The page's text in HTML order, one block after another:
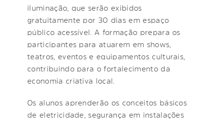
iluminação, que serão exibidos
gratuitamente por 30 dias em espaço
público acessível. A formação prepara os
participantes para atuarem em shows,
teatros, eventos e equipamentos culturais,
contribuindo para o fortalecimento da
economia criativa local.
Os alunos aprenderão os conceitos básicos
de eletricidade, segurança em instalações